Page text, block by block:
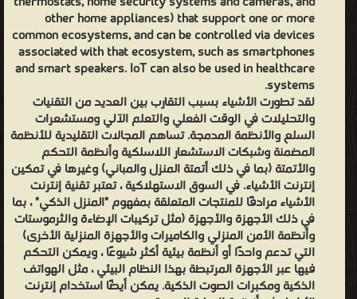
other home appliances) that support one or more
common ecosystems, and can be controlled via devices
associated with that ecosystem, such as smartphones
and smart speakers. IoT can also be used in healthcare
systems.
لقد تطورت الأشياء بسبب التقارب بين العديد من التقنيات
والتحليلات في الوقت الفعلي والتعلم الآلي ومستشعرات
السلع والأنظمة المدمجة. تساهم المجالات التقليدية للأنظمة
المضمنة وشبكات الاستشعار اللاسلكية وأنظمة التحكم
والأتمتة (بما في ذلك أتمتة المنزل والمباني) وغيرها في تمكين
إنترنت الأشياء. في السوق الاستهلاكية ، تعتبر تقنية إنترنت
الأشياء مرادفًا للمنتجات المتعلقة بمفهوم "المنزل الذكي" ، بما
في ذلك الأجهزة والأجهزة (مثل تركيبات الإضاءة والثرموستات
وأنظمة الأمن المنزلي والكاميرات والأجهزة المنزلية الأخرى)
التي تدعم واحدًا أو أنظمة بيئية أكثر شيوعًا ، ويمكن التحكم
فيها عبر الأجهزة المرتبطة بهذا النظام البيئي ، مثل الهواتف
الذكية ومكبرات الصوت الذكية. يمكن أيضًا استخدام إنترنت